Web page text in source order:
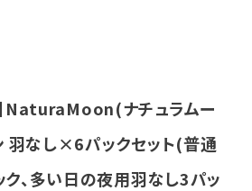
NaturaMoon(ナチュラムー
羽なし×6パックセット(普通
、多い日の夜用羽なし3パッ